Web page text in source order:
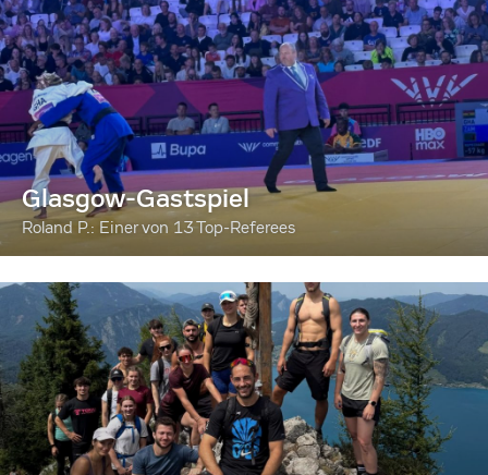
Glasgow-Gastspiel
Roland P.: Einer von 13 Top-Referees